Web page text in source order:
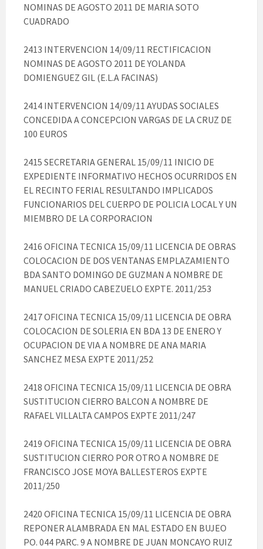
NOMINAS DE AGOSTO 2011 DE MARIA SOTO
CUADRADO
2413 INTERVENCION 14/09/11 RECTIFICACION
NOMINAS DE AGOSTO 2011 DE YOLANDA
DOMIENGUEZ GIL (E.L.A FACINAS)
2414 INTERVENCION 14/09/11 AYUDAS SOCIALES
CONCEDIDA A CONCEPCION VARGAS DE LA CRUZ DE
100 EUROS
2415 SECRETARIA GENERAL 15/09/11 INICIO DE
EXPEDIENTE INFORMATIVO HECHOS OCURRIDOS EN
EL RECINTO FERIAL RESULTANDO IMPLICADOS
FUNCIONARIOS DEL CUERPO DE POLICIA LOCAL Y UN
MIEMBRO DE LA CORPORACION
2416 OFICINA TECNICA 15/09/11 LICENCIA DE OBRAS
COLOCACION DE DOS VENTANAS EMPLAZAMIENTO
BDA SANTO DOMINGO DE GUZMAN A NOMBRE DE
MANUEL CRIADO CABEZUELO EXPTE. 2011/253
2417 OFICINA TECNICA 15/09/11 LICENCIA DE OBRA
COLOCACION DE SOLERIA EN BDA 13 DE ENERO Y
OCUPACION DE VIA A NOMBRE DE ANA MARIA
SANCHEZ MESA EXPTE 2011/252
2418 OFICINA TECNICA 15/09/11 LICENCIA DE OBRA
SUSTITUCION CIERRO BALCON A NOMBRE DE
RAFAEL VILLALTA CAMPOS EXPTE 2011/247
2419 OFICINA TECNICA 15/09/11 LICENCIA DE OBRA
SUSTITUCION CIERRO POR OTRO A NOMBRE DE
FRANCISCO JOSE MOYA BALLESTEROS EXPTE
2011/250
2420 OFICINA TECNICA 15/09/11 LICENCIA DE OBRA
REPONER ALAMBRADA EN MAL ESTADO EN BUJEO
PO. 044 PARC. 9 A NOMBRE DE JUAN MONCAYO RUIZ